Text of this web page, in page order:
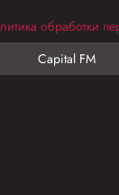
обработки
Capital FM